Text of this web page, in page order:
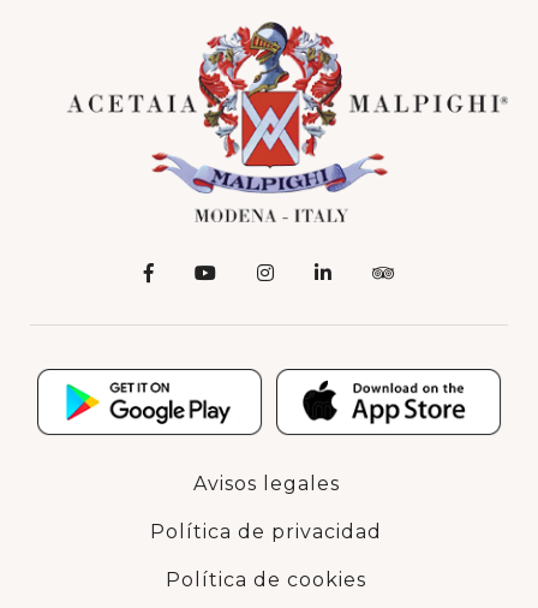
Avisos legales
Política de privacidad
Política de cookies